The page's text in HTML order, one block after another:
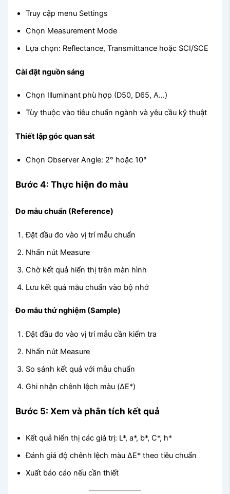
Truy cập menu Settings
Chọn Measurement Mode
Lựa chọn: Reflectance, Transmittance hoặc SCI/SCE
Cài đặt nguồn sáng
Chọn Illuminant phù hợp (D50, D65, A…)
Tùy thuộc vào tiêu chuẩn ngành và yêu cầu kỹ thuật
Thiết lập góc quan sát
Chọn Observer Angle: 2° hoặc 10°
Bước 4: Thực hiện đo màu
Đo mẫu chuẩn (Reference)
Đặt đầu đo vào vị trí mẫu chuẩn
Nhấn nút Measure
Chờ kết quả hiển thị trên màn hình
Lưu kết quả mẫu chuẩn vào bộ nhớ
Đo mẫu thử nghiệm (Sample)
Đặt đầu đo vào vị trí mẫu cần kiểm tra
Nhấn nút Measure
So sánh kết quả với mẫu chuẩn
Ghi nhận chênh lệch màu (ΔE*)
Bước 5: Xem và phân tích kết quả
Kết quả hiển thị các giá trị: L*, a*, b*, C*, h*
Đánh giá độ chênh lệch màu ΔE* theo tiêu chuẩn
Xuất báo cáo nếu cần thiết